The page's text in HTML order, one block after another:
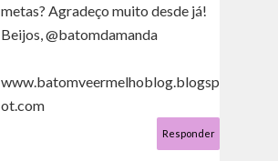
metas? Agradeço muito desde já!
Beijos, @batomdamanda
www.batomveermelhoblog.blogsp
ot.com
Responder